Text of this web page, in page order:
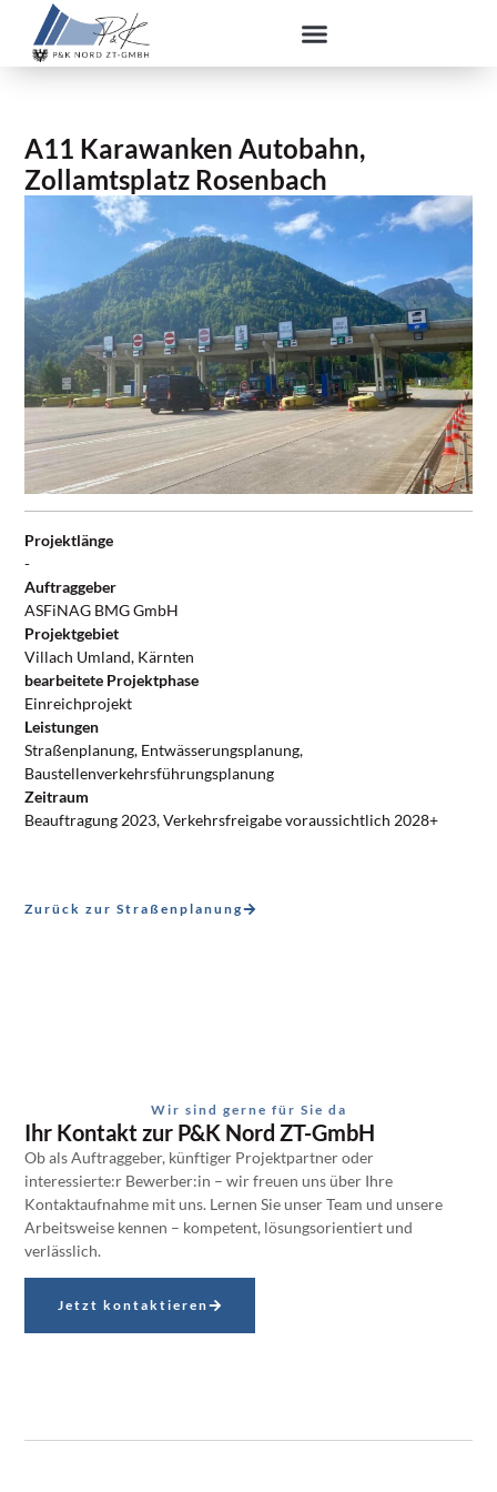
A11 Karawanken Autobahn,
Zollamtsplatz Rosenbach
Projektlänge
-
Auftraggeber
ASFiNAG BMG GmbH
Projektgebiet
Villach Umland, Kärnten
bearbeitete Projektphase
Einreichprojekt
Leistungen
Straßenplanung, Entwässerungsplanung,
Baustellenverkehrsführungsplanung
Zeitraum
Beauftragung 2023, Verkehrsfreigabe voraussichtlich 2028+
Zurück zur Straßenplanung
Wir sind gerne für Sie da
Ihr Kontakt zur P&K Nord ZT-GmbH
Ob als Auftraggeber, künftiger Projektpartner oder
interessierte:r Bewerber:in – wir freuen uns über Ihre
Kontaktaufnahme mit uns. Lernen Sie unser Team und unsere
Arbeitsweise kennen – kompetent, lösungsorientiert und
verlässlich.
Jetzt kontaktieren